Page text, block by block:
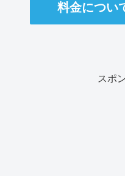
料金につい
スポ